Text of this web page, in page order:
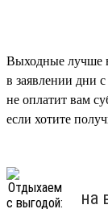
Выходные лучше
в заявлении дни
не оплатит вам
если хотите
на